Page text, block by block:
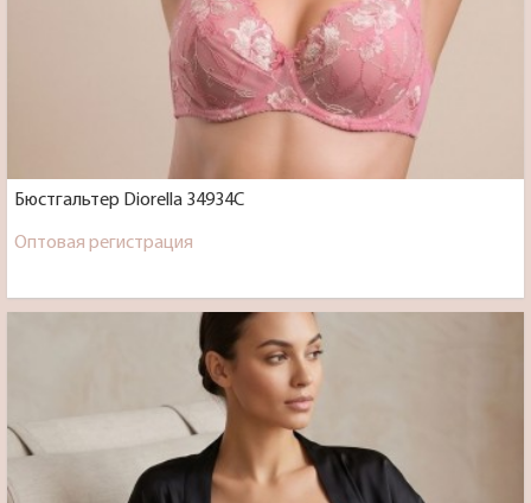
Бюстгальтер Diorella 34934C
Оптовая регистрация